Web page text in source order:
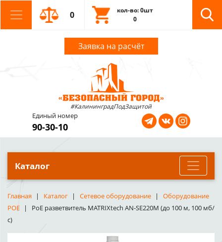
0
кол-во: 0шт
0
Заявка на расчёт
#КалининградПодЗащитой
Единый номер
90-30-10
Каталог
Главная Каталог Сетевое оборудование
Оборудование
POE
PoE разветвитель MATRIXtech AN-SE220M (до 100 м, 100 мб/
с)